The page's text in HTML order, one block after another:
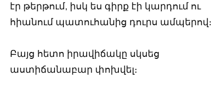
էր թերթում, իսկ ես գիրք էի կարդում ու
հիանում պատուհանից դուրս ամպերով։
Բայց հետո իրավիճակը սկսեց
աստիճանաբար փոխվել։